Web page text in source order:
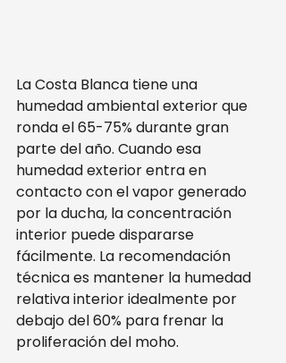
La Costa Blanca tiene una
humedad ambiental exterior que
ronda el 65-75% durante gran
parte del año. Cuando esa
humedad exterior entra en
contacto con el vapor generado
por la ducha, la concentración
interior puede dispararse
fácilmente. La recomendación
técnica es mantener la humedad
relativa interior idealmente por
debajo del 60% para frenar la
proliferación del moho.